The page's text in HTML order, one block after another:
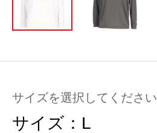
サイズを選択してください
サイズ： L